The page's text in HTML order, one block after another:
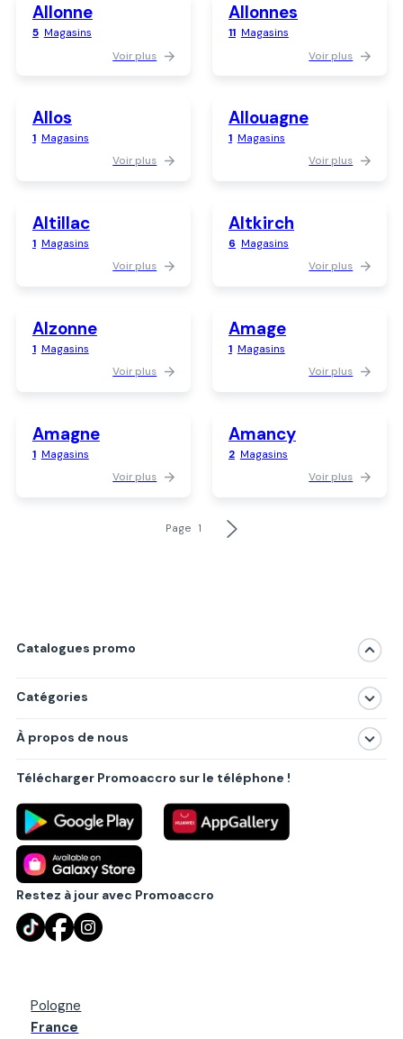
Allonne
5 Magasins
Voir plus
Allonnes
11 Magasins
Voir plus
Allos
1 Magasins
Voir plus
Allouagne
1 Magasins
Voir plus
Altillac
1 Magasins
Voir plus
Altkirch
6 Magasins
Voir plus
Alzonne
1 Magasins
Voir plus
Amage
1 Magasins
Voir plus
Amagne
1 Magasins
Voir plus
Amancy
2 Magasins
Voir plus
Page 1
Catalogues promo
Catégories
Produits
Villes principales
À propos de nous
Politique de confidentialité
Règlements
Partenariat B2B
Blog
Contact
Télécharger Promoaccro sur le téléphone !
Restez à jour avec Promoaccro
Pologne
France